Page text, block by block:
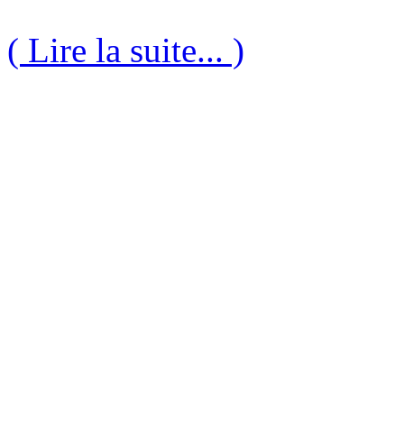
( Lire la suite... )